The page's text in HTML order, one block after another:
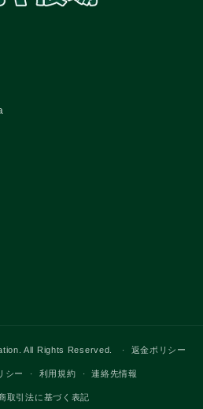
All Rights Reserved. 返金ポリシー
シー 利用規約 連絡先情報
取引法に基づく表記